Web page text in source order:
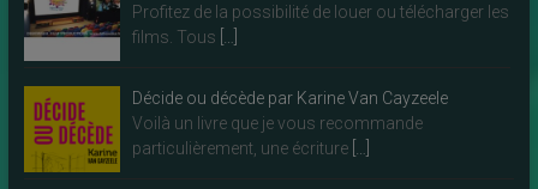
Profitez de la possibilité de louer ou télécharger les
films. Tous
Décide ou décède par Karine Van Cayzeele
Voilà un livre que je vous recommande
particulièrement, une écriture